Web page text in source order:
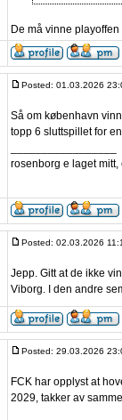
De må vinne
Posted: 01.03.2026
Så om københavn
topp 6 sluttspillet for
rosenborg e laget mitt,
Posted: 02.03.2026
Jepp. Gitt at de ikke
Viborg. I den andre
Posted: 29.03.2026
FCK har opplyst at
2029, takker av